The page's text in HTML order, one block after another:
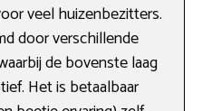
veel huizenbezitters.
door verschillende
de bovenste laag
Het is betaalbaar